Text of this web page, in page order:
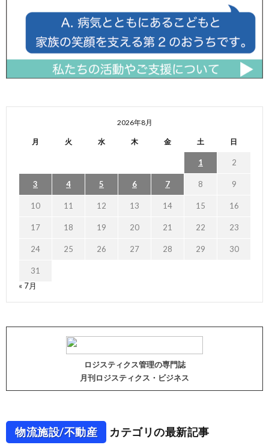
2026年8月
月 火 水 木 金 土 日
1 2
3 4 5 6 7 8 9
10 11 12 13 14 15 16
17 18 19 20 21 22 23
24 25 26 27 28 29 30
31
« 7月
ロジスティクス管理の専門誌
月刊ロジスティクス・ビジネス
物流施設/不動産 カテゴリの最新記事